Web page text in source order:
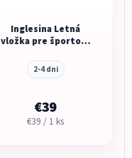
Inglesina Letná
vložka pre športový
2-4 dni
€39
Jednotková
€39 / 1 ks